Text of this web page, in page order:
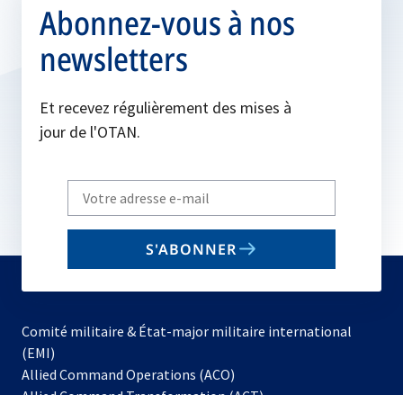
Abonnez-vous à nos
newsletters
Et recevez régulièrement des mises à
jour de l'OTAN.
Write
your
email
S'ABONNER
Comité militaire & État-major militaire international
(EMI)
Allied Command Operations (ACO)